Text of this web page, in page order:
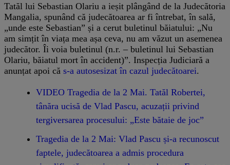
Tatăl lui Sebastian Olariu a ieșit plângând de la Judecătoria
Mangalia, spunând că judecătoarea ar fi întrebat, în sală,
„unde este Sebastian” și a cerut buletinul băiatului: „Nu
am simțit în viața mea așa ceva, nu am văzut un asemenea
judecător. Îi voia buletinul (n.r. – buletinul lui Sebastian
Olariu, băiatul mort în accident)”. Inspecția Judiciară a
anunțat apoi că s-a autosesizat în cazul judecătoarei.
VIDEO Tragedia de la 2 Mai. Tatăl Robertei,
tânăra ucisă de Vlad Pascu, acuzații privind
tergiversarea procesului: „Este bătaie de joc”
Tragedia de la 2 Mai: Vlad Pascu și-a recunoscut
faptele, judecătoarea a admis procedura